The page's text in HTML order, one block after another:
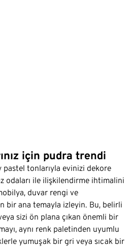
için pudra trendi
tonlarıyla evinizi dekore
odaları ile ilişkilendirme ihtimalini
duvar rengi ve
bir ana temayla izleyin. Bu, belirli
sizi ön plana çıkan önemli bir
aynı renk paletinden uyumlu
yumuşak bir gri veya sıcak bir